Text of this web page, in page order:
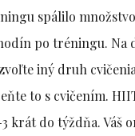
spálilo
po tréningu. Na
iný druh
to s cvičením.
krát do týždňa. Váš